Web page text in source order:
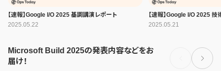
【速報】Google I/O 2025 基調講演レポート
2025.05.22
【速報】Google I/O 2025
2025.05.21
Microsoft Build 2025の発表内容などをお
届け！